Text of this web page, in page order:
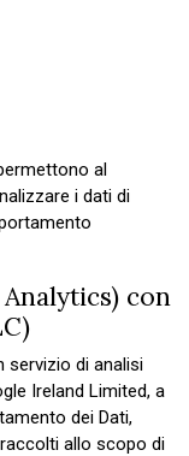
al
i dati di
con
servizio di analisi
Ireland Limited, a
dei Dati,
raccolti allo scopo di